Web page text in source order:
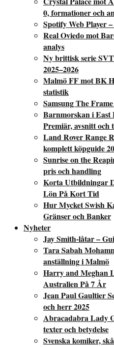
0, formationer och
Spotify Web Player
Real Oviedo mot
analys
Ny brittisk serie
2025–2026
Malmö FF mot BK
statistik
Samsung The
Barnmorskan i East
Premiär, avsnitt och
Land Rover Range
komplett köpguide
Sunrise on the
pris och handling
Korta Utbildningar
Lön På Kort Tid
Hur Mycket Swish
Gränser och Banker
Nyheter
Jay Smith-låtar –
Tara Sabah
anställning i Malmö
Harry and Meghan
Australien På 7 År
Jean Paul Gaultier
och herr 2025
Abracadabra Lady
texter och betydelse
Svenska komiker,